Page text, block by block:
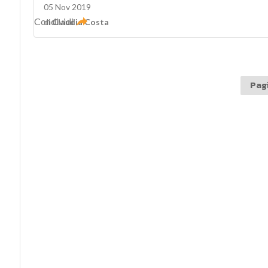
05 Nov 2019
diClaudia Costa
Condividi